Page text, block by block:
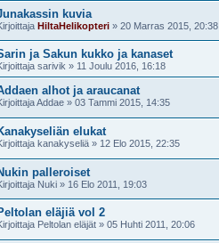
kuvia
HiltaHelikopteri » 20 Marras 2015, 20:38
ja Sakun kukko ja kanaset
sarivik » 11 Joulu 2016, 16:18
alhot ja araucanat
Addae » 03 Tammi 2015, 14:35
elukat
kanakyseliä » 12 Elo 2015, 22:35
palleroiset
Nuki » 16 Elo 2011, 19:03
eläjiä vol 2
Peltolan eläjät » 05 Huhti 2011, 20:06